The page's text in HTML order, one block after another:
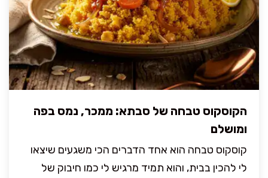
הקוסקוס טבחה של סבתא: ממכר, נמס בפה
ומושלם
קוסקוס טבחה הוא אחד הדברים הכי משגעים שיצאו
לי להכין בבית, והוא תמיד מרגיש לי כמו חיבוק של